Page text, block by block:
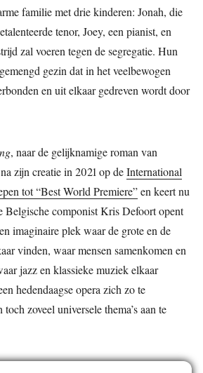
familie met drie kinderen: Jonah, die
tenor, Joey, een pianist, en
zal voeren tegen de segregatie. Hun
gezin dat in het veelbewogen
en uit elkaar gedreven wordt door
, naar de gelijknamige roman van
zijn creatie in 2021 op deInternational
tot “Best World Premiere”en keert nu
Belgische componist Kris Defoort opent
imaginaire plek waar de grote en de
vinden, waar mensen samenkomen en
jazz en klassieke muziek elkaar
hedendaagse opera zich zo te
zoveel universele thema’s aan te